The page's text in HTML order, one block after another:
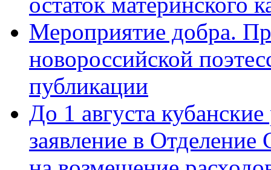
Мероприятие добра.
новороссийской
публикации
До 1 августа
заявление в